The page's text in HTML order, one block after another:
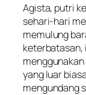
Agista, putri
sehari-hari
memulung
keterbatasan,
yang luar
mengundang